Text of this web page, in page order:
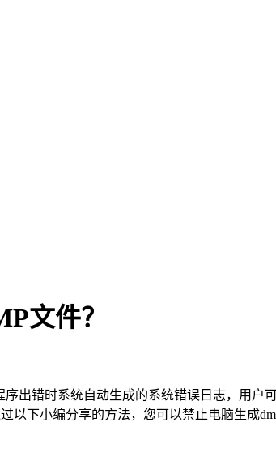
文件？
出错时系统自动生成的系统错误日志，用
以下小编分享的方法，您可以禁止电脑生成